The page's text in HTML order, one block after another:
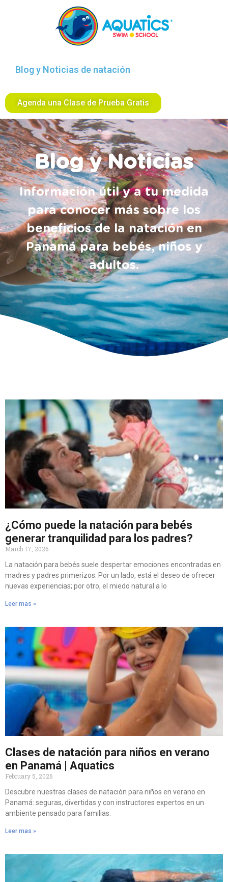
Blog y Noticias de natación
Agenda una Clase de Prueba Gratis
Blog y Noticias
Información útil y a tu medida
para conocer más sobre los
beneficios de la natación en
Panamá para bebés, niños y
adultos.
¿Cómo puede la natación para bebés
generar tranquilidad para los padres?
March 17, 2026
La natación para bebés suele despertar emociones encontradas en
madres y padres primerizos. Por un lado, está el deseo de ofrecer
nuevas experiencias; por otro, el miedo natural a lo
Leer mas »
Clases de natación para niños en verano
en Panamá | Aquatics
February 5, 2026
Descubre nuestras clases de natación para niños en verano en
Panamá: seguras, divertidas y con instructores expertos en un
ambiente pensado para familias.
Leer mas »